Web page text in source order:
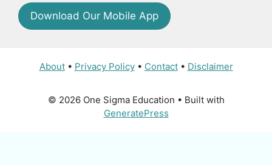
Download Our Mobile App
About• Privacy Policy• Contact• Disclaimer
© 2026 One Sigma Education • Built with
GeneratePress